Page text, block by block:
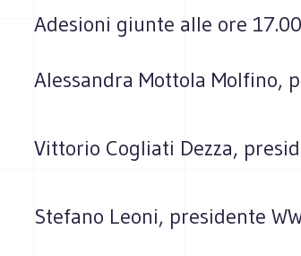
Adesioni giunte alle ore
Alessandra Mottola Molfino,
Vittorio Cogliati Dezza,
Stefano Leoni, presidente